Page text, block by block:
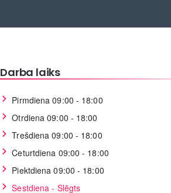
Darba laiks
Pirmdiena 09:00 - 18:00
Otrdiena 09:00 - 18:00
Trešdiena 09:00 - 18:00
Ceturtdiena 09:00 - 18:00
Piektdiena 09:00 - 18:00
Sestdiena - Slēgts